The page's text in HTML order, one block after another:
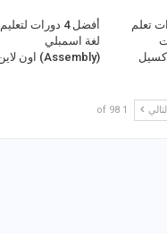
دورات تعلم
أفضل 4 دورات لتعليم
لغة اسمبلي
(Assembly) اون لاين
التالي 1 of 98